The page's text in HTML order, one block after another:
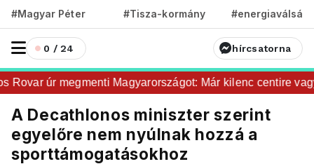
#Magyar Péter #Tisza-kormány #energiaválság
0 / 24 hírcsatorna
úr megmenti Magyarországot: Már kilenc centire
A Decathlonos miniszter szerint
egyelőre nem nyúlnak hozzá a
sporttámogatásokhoz